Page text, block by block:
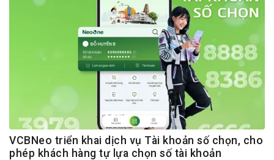
VCBNeo triển khai dịch vụ Tài khoản số chọn, cho
phép khách hàng tự lựa chọn số tài khoản